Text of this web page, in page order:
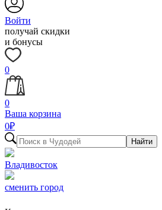
Войти
получай скидки
и бонусы
0
0
Ваша корзина
0₽
Найти
Владивосток
сменить город